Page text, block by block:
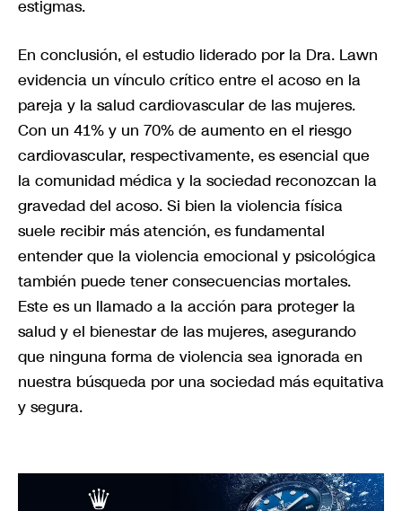
estigmas.
En conclusión, el estudio liderado por la Dra. Lawn
evidencia un vínculo crítico entre el acoso en la
pareja y la salud cardiovascular de las mujeres.
Con un 41% y un 70% de aumento en el riesgo
cardiovascular, respectivamente, es esencial que
la comunidad médica y la sociedad reconozcan la
gravedad del acoso. Si bien la violencia física
suele recibir más atención, es fundamental
entender que la violencia emocional y psicológica
también puede tener consecuencias mortales.
Este es un llamado a la acción para proteger la
salud y el bienestar de las mujeres, asegurando
que ninguna forma de violencia sea ignorada en
nuestra búsqueda por una sociedad más equitativa
y segura.